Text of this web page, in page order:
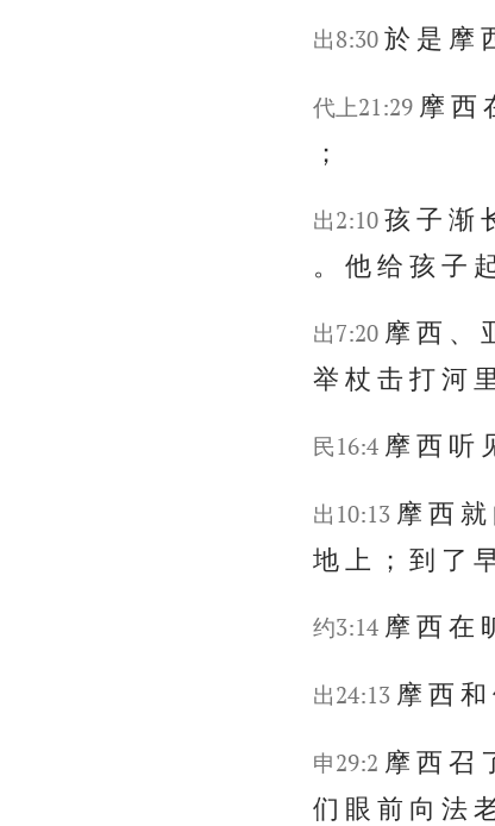
出8:30 於 是 摩
代上21:29 摩 西
；
出2:10 孩 子 渐
。 他 给 孩 子
出7:20 摩 西 、
举 杖 击 打 河
民16:4 摩 西 听
出10:13 摩 西
地 上 ； 到 了
约3:14 摩 西 在
出24:13 摩 西
申29:2 摩 西 召
们 眼 前 向 法